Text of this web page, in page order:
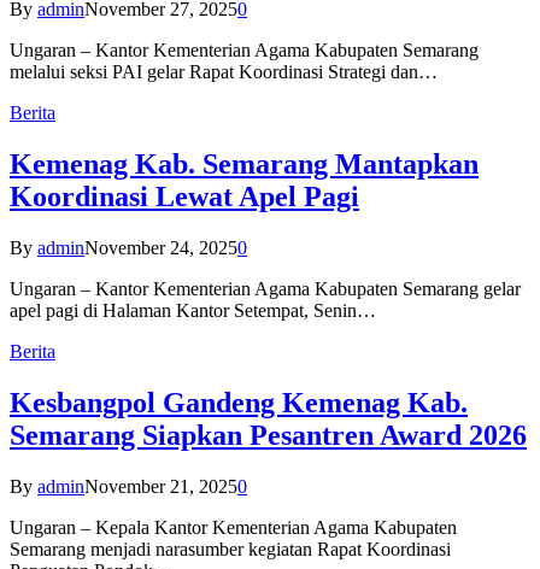
By adminNovember 27, 20250
Ungaran – Kantor Kementerian Agama Kabupaten Semarang
melalui seksi PAI gelar Rapat Koordinasi Strategi dan…
Berita
Kemenag Kab. Semarang Mantapkan
Koordinasi Lewat Apel Pagi
By adminNovember 24, 20250
Ungaran – Kantor Kementerian Agama Kabupaten Semarang gelar
apel pagi di Halaman Kantor Setempat, Senin…
Berita
Kesbangpol Gandeng Kemenag Kab.
Semarang Siapkan Pesantren Award 2026
By adminNovember 21, 20250
Ungaran – Kepala Kantor Kementerian Agama Kabupaten
Semarang menjadi narasumber kegiatan Rapat Koordinasi